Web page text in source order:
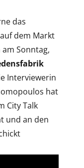
das
dem Markt
Sonntag,
Interviewerin
hat
City Talk
und an den